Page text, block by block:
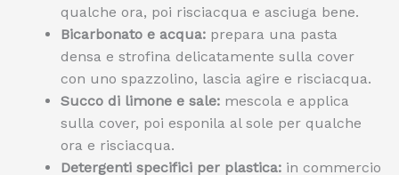
qualche ora, poi risciacqua e asciuga bene.
Bicarbonato e acqua: prepara una pasta
densa e strofina delicatamente sulla cover
con uno spazzolino, lascia agire e risciacqua.
Succo di limone e sale: mescola e applica
sulla cover, poi esponila al sole per qualche
ora e risciacqua.
Detergenti specifici per plastica: in commercio